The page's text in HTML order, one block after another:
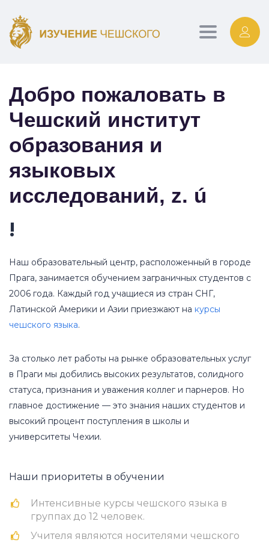
Toggle
Добро пожаловать в
Чешский институт
образования и
языковых
исследований, z. ú
!
Наш образовательный центр, расположенный в городе
Прага, занимается обучением заграничных студентов с
2006 года. Каждый год учащиеся из стран СНГ,
Латинской Америки и Азии приезжают на курсы
чешского языка.
За столько лет работы на рынке образовательных услуг
в Праги мы добились высоких результатов, солидного
статуса, признания и уважения коллег и парнеров. Но
главное достижение — это знания наших студентов и
высокий процент поступления в школы и
университеты Чехии.
Наши приоритеты в обучении
Интенсивные курсы чешского языка в
группах до 12 человек.
Учителя являются носителями чешского